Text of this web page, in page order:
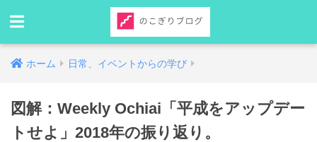
ホーム 日常、イベントからの学び
図解：Weekly Ochiai「平成をアップデー
トせよ」2018年の振り返り。